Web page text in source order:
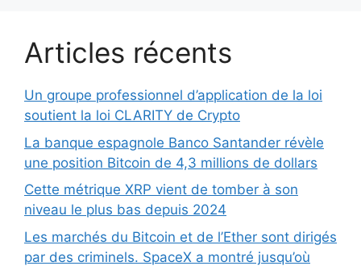
Articles récents
Un groupe professionnel d’application de la loi
soutient la loi CLARITY de Crypto
La banque espagnole Banco Santander révèle
une position Bitcoin de 4,3 millions de dollars
Cette métrique XRP vient de tomber à son
niveau le plus bas depuis 2024
Les marchés du Bitcoin et de l’Ether sont dirigés
par des criminels. SpaceX a montré jusqu’où